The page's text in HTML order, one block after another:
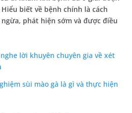
biết về bệnh chính là cách
phát hiện sớm và được điều
nghe lời khuyên chuyên gia về xét
sùi mào gà là gì và thực hiện